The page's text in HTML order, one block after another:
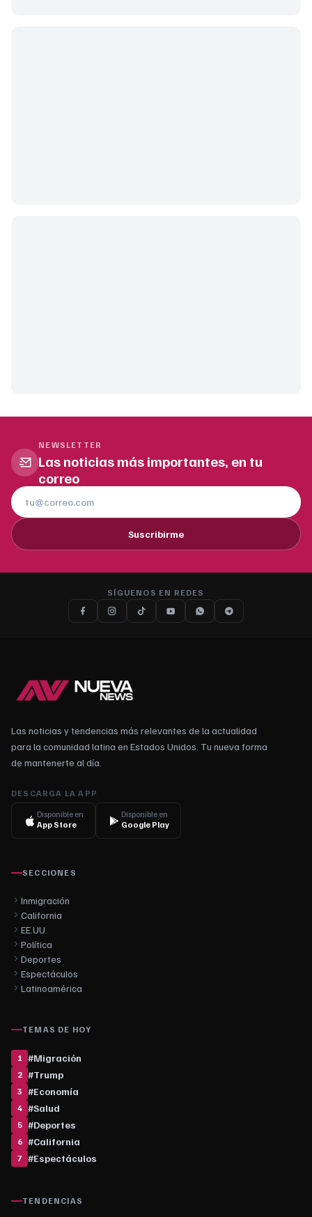
NEWSLETTER
Las noticias más importantes, en tu
correo
Suscribirme
SÍGUENOS EN REDES
Las noticias y tendencias más relevantes de la actualidad
para la comunidad latina en Estados Unidos. Tu nueva forma
de mantenerte al día.
DESCARGA LA APP
Disponible en
App Store
Disponible en
Google Play
SECCIONES
Inmigración
California
EE.UU.
Política
Deportes
Espectáculos
Latinoamérica
TEMAS DE HOY
1 #Migración
2 #Trump
3 #Economía
4 #Salud
5 #Deportes
6 #California
7 #Espectáculos
TENDENCIAS